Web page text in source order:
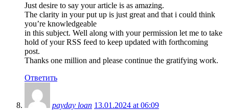
Just desire to say your article is as amazing.
The clarity in your put up is just great and that i could think
you’re knowledgeable
in this subject. Well along with your permission let me to take
hold of your RSS feed to keep updated with forthcoming
post.
Thanks one million and please continue the gratifying work.
Ответить
payday loan 13.01.2024 at 06:09